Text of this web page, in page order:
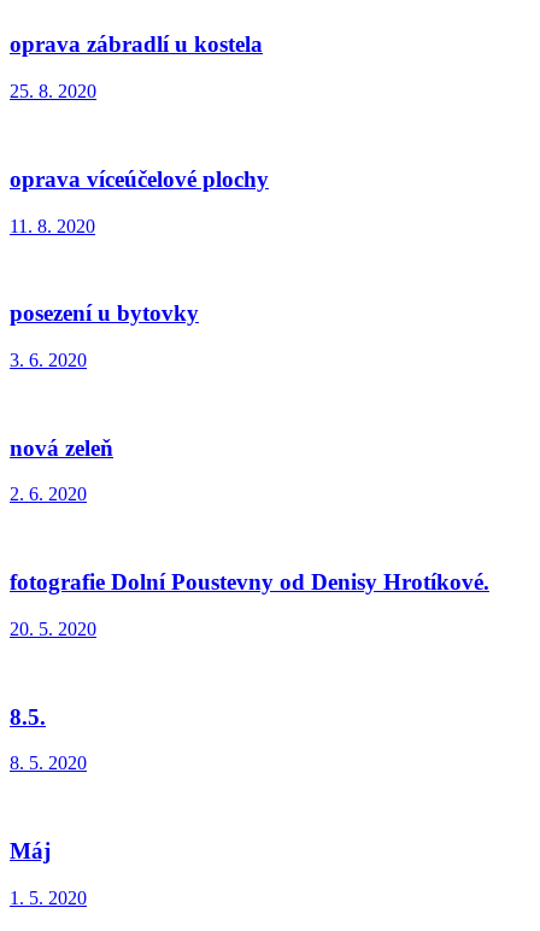
oprava zábradlí u kostela
25. 8. 2020
oprava víceúčelové plochy
11. 8. 2020
posezení u bytovky
3. 6. 2020
nová zeleň
2. 6. 2020
fotografie Dolní Poustevny od Denisy Hrotíkové.
20. 5. 2020
8.5.
8. 5. 2020
Máj
1. 5. 2020